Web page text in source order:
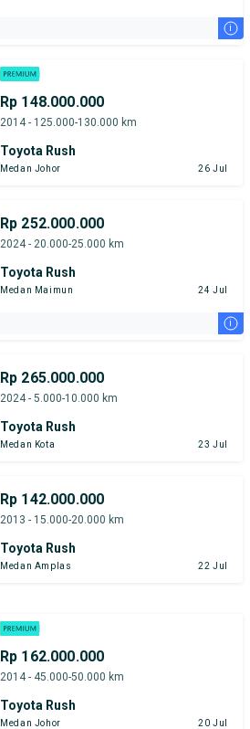
i
Rp 148.000.000
2014 - 125.000-130.000 km
Toyota Rush
Medan Johor 26 Jul
Rp 252.000.000
2024 - 20.000-25.000 km
Toyota Rush
Medan Maimun 24 Jul
i
Rp 265.000.000
2024 - 5.000-10.000 km
Toyota Rush
Medan Kota 23 Jul
Rp 142.000.000
2013 - 15.000-20.000 km
Toyota Rush
Medan Amplas 22 Jul
Rp 162.000.000
2014 - 45.000-50.000 km
Toyota Rush
Medan Johor 20 Jul